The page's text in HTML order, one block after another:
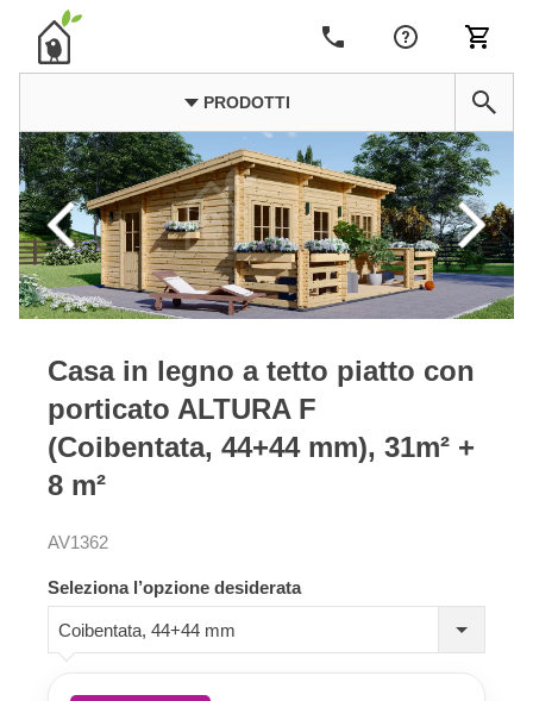
PRODOTTI
Casa in legno a tetto piatto con
porticato ALTURA F
(Coibentata, 44+44 mm), 31m² +
8 m²
AV1362
Seleziona l’opzione desiderata
Coibentata, 44+44 mm